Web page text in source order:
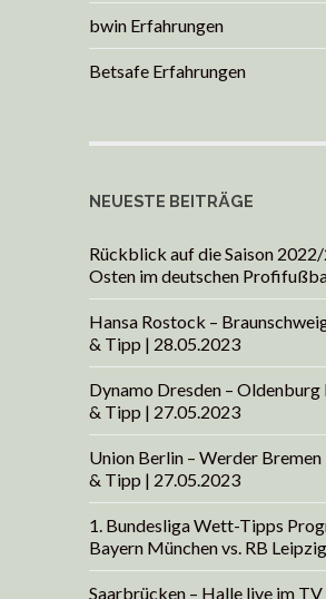
bwin Erfahrungen
Betsafe Erfahrungen
NEUESTE BEITRÄGE
Rückblick auf die Saison
Osten im deutschen
Hansa Rostock –
& Tipp | 28.05.2023
Dynamo Dresden – Oldenburg
& Tipp | 27.05.2023
Union Berlin – Werder
& Tipp | 27.05.2023
1. Bundesliga Wett-Tipps
Bayern München vs. RB Leipzig
Saarbrücken – Halle live im TV